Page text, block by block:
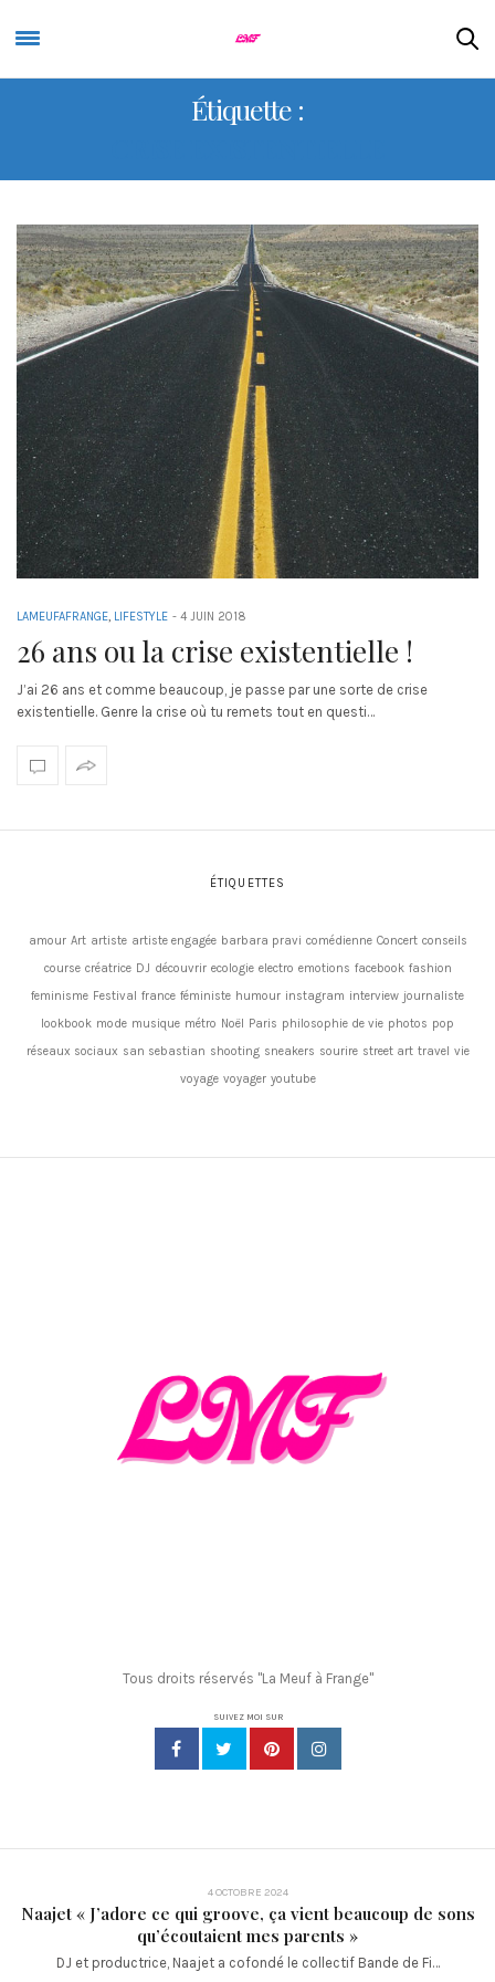
Étiquette :
LAMEUFAFRANGE, LIFESTYLE - 4 JUIN 2018
26 ans ou la crise existentielle !
J’ai 26 ans et comme beaucoup, je passe par une sorte de crise
existentielle. Genre la crise où tu remets tout en questi…
ÉTIQUETTES
amour Art artiste artiste engagée barbara pravi comédienne Concert conseils
course créatrice DJ découvrir ecologie electro emotions facebook fashion
feminisme Festival france féministe humour instagram interview journaliste
lookbook mode musique métro Noël Paris philosophie de vie photos pop
réseaux sociaux san sebastian shooting sneakers sourire street art travel vie
voyage voyager youtube
Tous droits réservés "La Meuf à Frange"
SUIVEZ MOI SUR
4 OCTOBRE 2024
Naajet « J’adore ce qui groove, ça vient beaucoup de sons
qu’écoutaient mes parents »
DJ et productrice, Naajet a cofondé le collectif Bande de Fi…